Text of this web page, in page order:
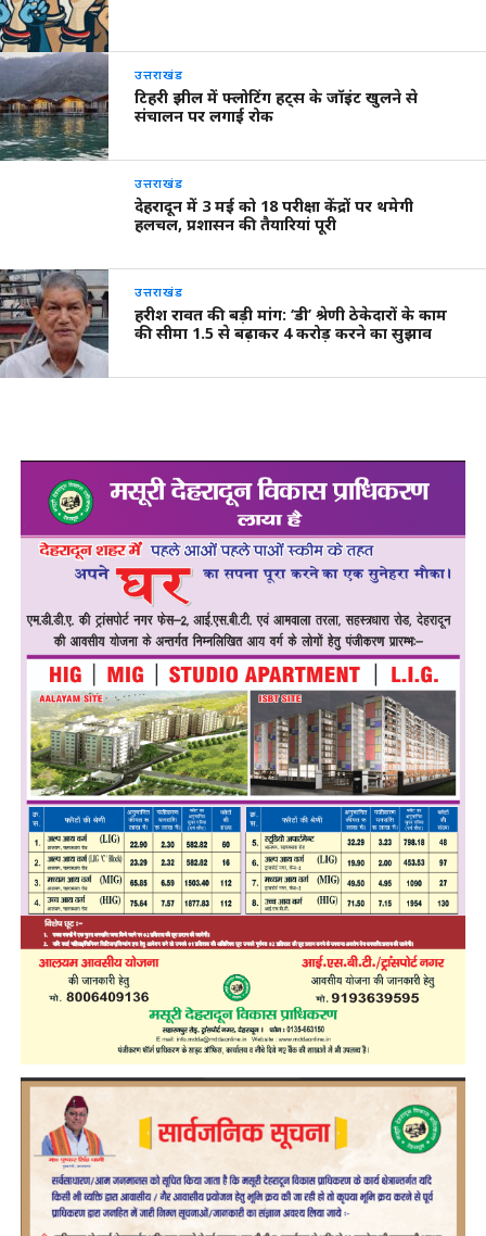
उत्तराखंड
टिहरी झील में फ्लोटिंग हट्स के जॉइंट खुलने से
संचालन पर लगाई रोक
उत्तराखंड
देहरादून में 3 मई को 18 परीक्षा केंद्रों पर थमेगी
हलचल, प्रशासन की तैयारियां पूरी
उत्तराखंड
हरीश रावत की बड़ी मांग: ‘डी’ श्रेणी ठेकेदारों के काम
की सीमा 1.5 से बढ़ाकर 4 करोड़ करने का सुझाव